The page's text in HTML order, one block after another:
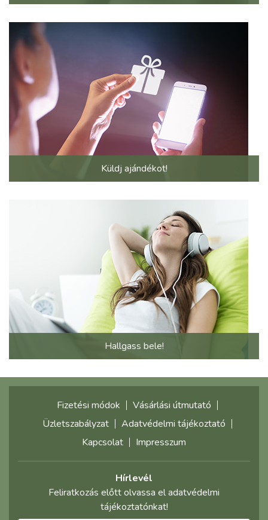
Küldj ajándékot!
Hallgass bele!
Fizetési módok
Vásárlási útmutató
Üzletszabályzat
Adatvédelmi tájékoztató
Kapcsolat
Impresszum
Hírlevél
Feliratkozás előtt olvassa el adatvédelmi
tájékoztatónkat!